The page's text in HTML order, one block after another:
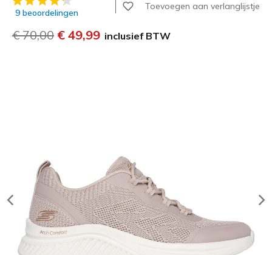
9 beoordelingen
Toevoegen aan verlanglijstje
Prijs verlaagd van
€ 70,00 naar
€ 49,99 inclusief BTW